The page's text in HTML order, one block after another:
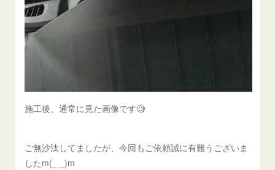
施工後、通常に見た画像です🧐
ご無沙汰してましたが、今回もご依頼誠に有難うございま
したm(_ _)m